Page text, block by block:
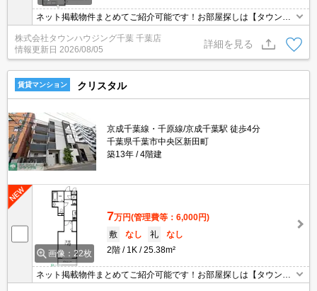
ネット掲載物件まとめてご紹介可能です！お部屋探しは【タウンハ
ウジング】にお任せください！※オンライン内見・現地待ち合わせ
は事前にご相談ください。
株式会社タウンハウジング千葉 千葉店
情報更新日 2026/08/05
詳細を見る
賃貸マンション クリスタル
京成千葉線・千原線/京成千葉駅 徒歩4分
千葉県千葉市中央区新田町
築13年
4階建
画像：22枚
7万円(管理費等：6,000円)
敷
なし 礼
なし
2階
1K 25.38m²
ネット掲載物件まとめてご紹介可能です！お部屋探しは【タウンハ
ウジング】にお任せください！※オンライン内見・現地待ち合わせ